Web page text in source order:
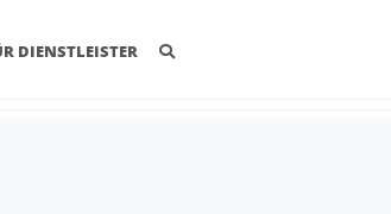
DIENSTLEISTER